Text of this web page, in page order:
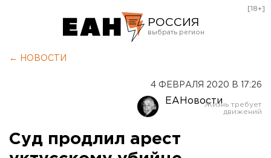
РОССИЯ
Оренбург
[18+]
← НОВОСТИ
4 ФЕВРАЛЯ 2020 В 17:26
ЕАНовости
Суд продлил арест